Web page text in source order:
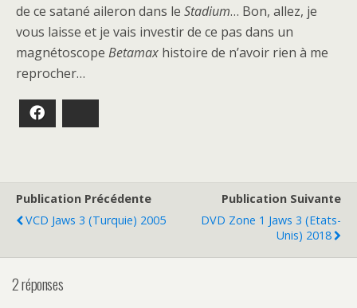
de ce satané aileron dans le Stadium… Bon, allez, je
vous laisse et je vais investir de ce pas dans un
magnétoscope Betamax histoire de n’avoir rien à me
reprocher…
Publication Précédente
VCD Jaws 3 (Turquie) 2005
Publication Suivante
DVD Zone 1 Jaws 3 (Etats-
Unis) 2018
2 réponses